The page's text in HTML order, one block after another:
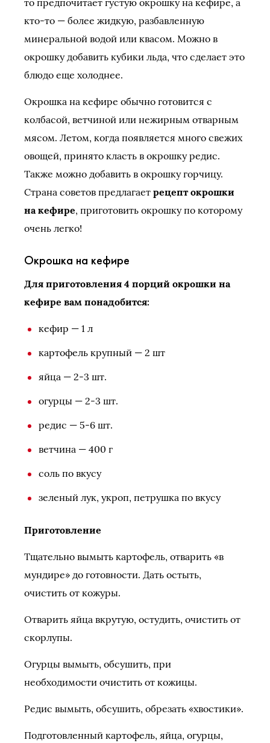
то предпочитает густую окрошку на кефире, а
кто-то — более жидкую, разбавленную
минеральной водой или квасом. Можно в
окрошку добавить кубики льда, что сделает это
блюдо еще холоднее.
Окрошка на кефире обычно готовится с
колбасой, ветчиной или нежирным отварным
мясом. Летом, когда появляется много свежих
овощей, принято класть в окрошку редис.
Также можно добавить в окрошку горчицу.
Страна советов предлагает рецепт окрошки
на кефире, приготовить окрошку по которому
очень легко!
Окрошка на кефире
Для приготовления 4 порций окрошки на
кефире вам понадобится:
кефир — 1 л
картофель крупный — 2 шт
яйца — 2-3 шт.
огурцы — 2-3 шт.
редис — 5-6 шт.
ветчина — 400 г
соль по вкусу
зеленый лук, укроп, петрушка по вкусу
Приготовление
Тщательно вымыть картофель, отварить «в
мундире» до готовности. Дать остыть,
очистить от кожуры.
Отварить яйца вкрутую, остудить, очистить от
скорлупы.
Огурцы вымыть, обсушить, при
необходимости очистить от кожицы.
Редис вымыть, обсушить, обрезать «хвостики».
Подготовленный картофель, яйца, огурцы,